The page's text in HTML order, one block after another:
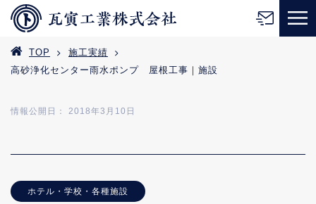
TOP
施工実績
高砂浄化センター雨水ポンプ 屋根工事｜施設
情報公開日： 2018年3月10日
ホテル・学校・各種施設